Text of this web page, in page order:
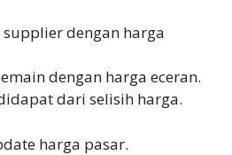
dengan harga
dengan harga eceran.
dari selisih harga.
harga pasar.